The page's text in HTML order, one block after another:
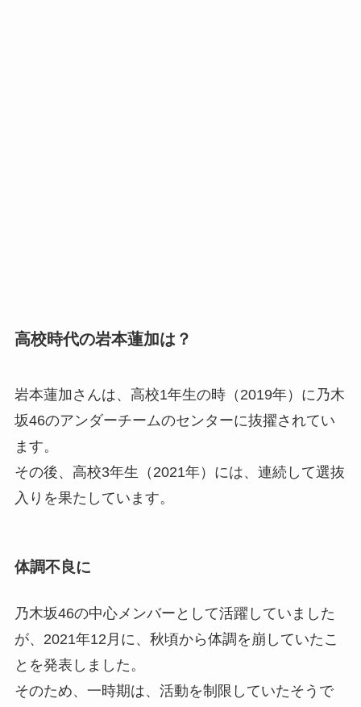
高校時代の岩本蓮加は？
岩本蓮加さんは、高校1年生の時（2019年）に乃木
坂46のアンダーチームのセンターに抜擢されてい
ます。
その後、高校3年生（2021年）には、連続して選抜
入りを果たしています。
体調不良に
乃木坂46の中心メンバーとして活躍していました
が、2021年12月に、秋頃から体調を崩していたこ
とを発表しました。
そのため、一時期は、活動を制限していたそうで